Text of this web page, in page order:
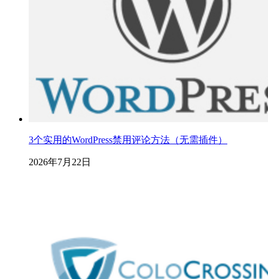
3个实用的WordPress禁用评论方法（无需插件）
2026年7月22日